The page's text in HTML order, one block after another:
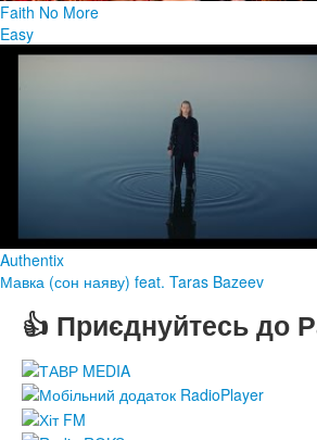
Faith No More
Easy
Authentix
Мавка (сон наяву) feat. Taras Bazeev
👍 Приєднуйтесь до